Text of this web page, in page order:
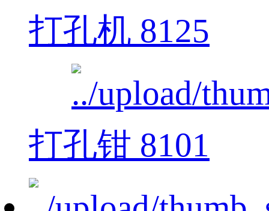
打孔机 8125
打孔钳 8101